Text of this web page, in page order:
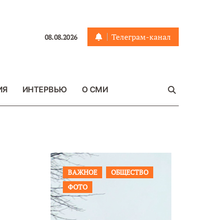
08.08.2026 Телеграм-канал
ИНТЕРВЬЮ О СМИ
ПРОИСШЕСТВИЯ ФОТО